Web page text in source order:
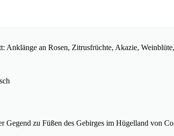
Anklänge an Rosen, Zitrusfrüchte, Akazie,
Gegend zu Füßen des Gebirges im Hügelland von